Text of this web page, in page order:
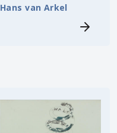
Hans van Arkel